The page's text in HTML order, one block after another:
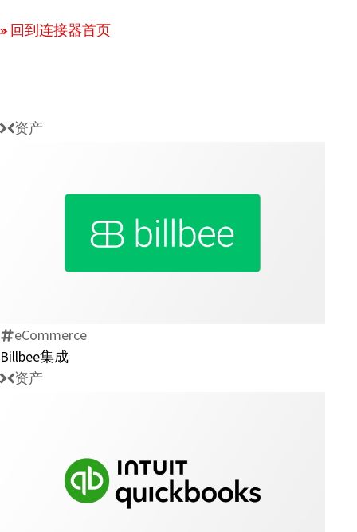
回到连接器首页
资产
Billbee
eCommerce
Billbee集成
资产
Intuit